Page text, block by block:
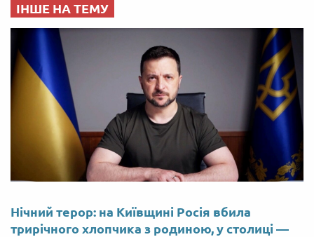
ІНШЕ НА ТЕМУ
Нічний терор: на Київщині Росія вбила
трирічного хлопчика з родиною, у столиці —